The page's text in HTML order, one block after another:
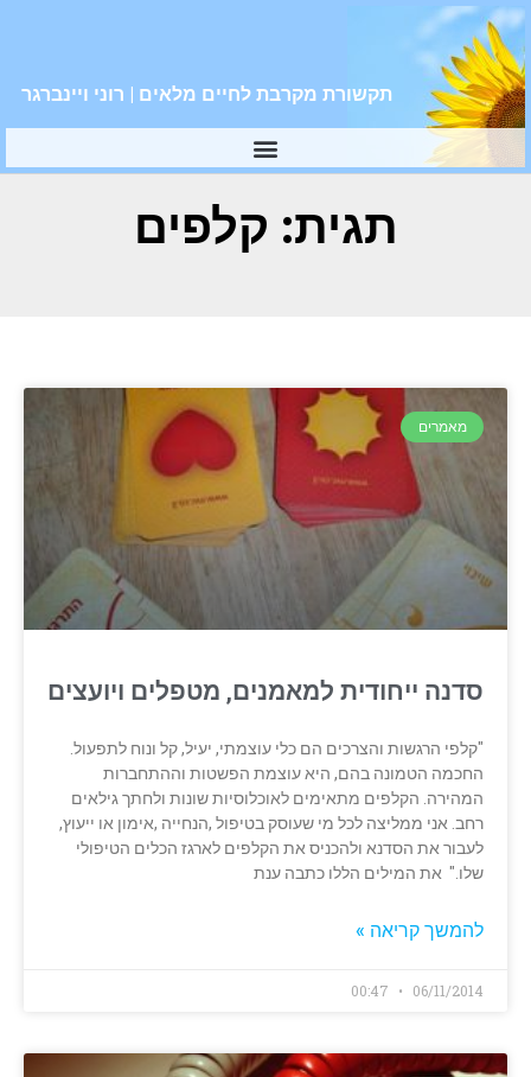
תקשורת מקרבת לחיים מלאים | רוני ויינברגר
תגית: קלפים
מאמרים
סדנה ייחודית למאמנים, מטפלים ויועצים
"קלפי הרגשות והצרכים הם כלי עוצמתי, יעיל, קל ונוח לתפעול.
החכמה הטמונה בהם, היא עוצמת הפשטות וההתחברות
המהירה. הקלפים מתאימים לאוכלוסיות שונות ולחתך גילאים
רחב. אני ממליצה לכל מי שעוסק בטיפול ,הנחייה ,אימון או ייעוץ,
לעבור את הסדנא ולהכניס את הקלפים לארגז הכלים הטיפולי
שלו." את המילים הללו כתבה ענת
להמשך קריאה »
06/11/2014